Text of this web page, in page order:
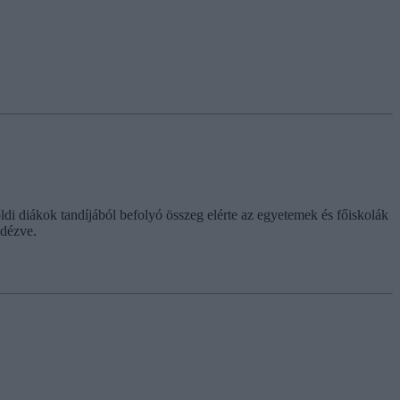
diákok tandíjából befolyó összeg elérte az egyetemek és főiskolák